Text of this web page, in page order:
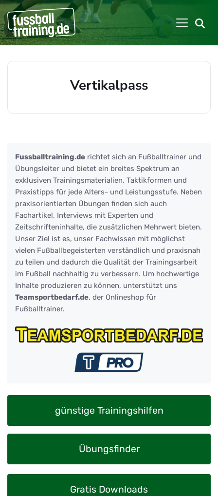
Vertikalpass
Fussballtraining.de richtet sich an Fußballtrainer und
Übungsleiter und bietet ein breites Spektrum an
exklusiven Trainingsmaterialien, Taktikformen und
Praxistipps für jede Alters- und Leistungsstufe. Neben
praxisorientierten Übungen finden sich auch
Fachartikel, Interviews mit Experten und
Zeitschrifteninhalte, die zusätzlichen Mehrwert bieten.
Unser Ziel ist es, unser Fachwissen mit möglichst
vielen Fußballbegeisterten verständlich und praxisnah
zu teilen und dadurch die Qualität der Trainingsarbeit
im Fußball nachhaltig zu verbessern. Um hochwertige
Inhalte produzieren zu können, unterstützt uns
Teamsportbedarf.de, der Onlineshop für
Fußballtrainer.
günstige Trainingshilfen
Übungsfinder
Gratis Downloads